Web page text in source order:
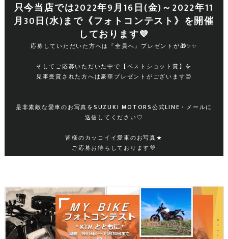
只今当店では2022年9月16日(金)～2022年11
月30日(水)まで《フォトコンテスト》を開催
しております💜
応募していただいた方へは『全員へ』プレゼントが🎁✨✨
そしてご応募いただいた中で【ベストショット賞】を
見事受賞された方へは豪華プレゼントがございます😊
是非素敵な愛車のお写真をSUZUKI MOTORS公式LINE・メールに
送信してください♡
皆様のカッコイイ愛車のお写真★
ご応募お待ちしております💜